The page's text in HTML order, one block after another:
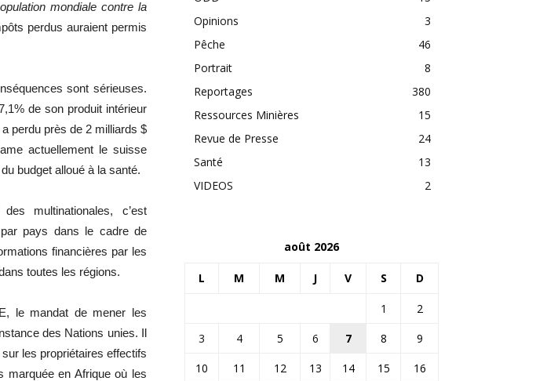
mondiale contre la
perdus auraient permis
sont sérieuses.
de son produit intérieur
perdu près de 2 milliards $
actuellement le suisse
budget alloué à la santé.
multinationales, c’est
par pays dans le cadre de
financières par les
toutes les régions.
le mandat de mener les
des Nations unies. Il
les propriétaires effectifs
marquée en Afrique où les
Opinions
3
Pêche
46
Portrait
8
Reportages
380
Ressources Minières
15
Revue de Presse
24
Santé
13
VIDEOS
2
août 2026
L M M J V S D
1
2
3
4 5 6 7 8
9
10
11 12 13 14 15
16